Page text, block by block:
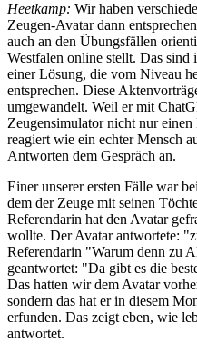
Heetkamp: Wir haben
Zeugen-Avatar dann
auch an den Übungsfällen
Westfalen online stellt. Das
einer Lösung, die vom Niveau
entsprechen. Diese
umgewandelt. Weil er mit
Zeugensimulator nicht nur
reagiert wie ein echter Mensch
Antworten dem Gespräch an.
Einer unserer ersten Fälle war
dem der Zeuge mit seinen
Referendarin hat den Avatar
wollte. Der Avatar antwortete:
Referendarin "Warum denn zu
geantwortet: "Da gibt es die
Das hatten wir dem Avatar
sondern das hat er in diesem
erfunden. Das zeigt eben, wie
antwortet.